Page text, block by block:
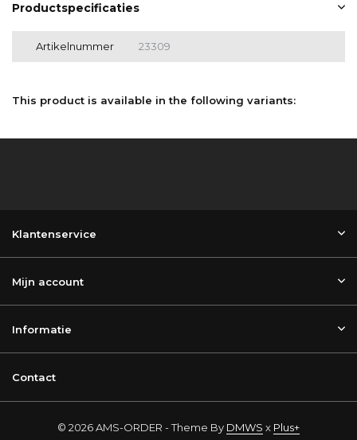
Productspecificaties
Artikelnummer 23309
This product is available in the following variants:
Klantenservice
Mijn account
Informatie
Contact
© 2026 AMS-ORDER - Theme By DMWS x Plus+